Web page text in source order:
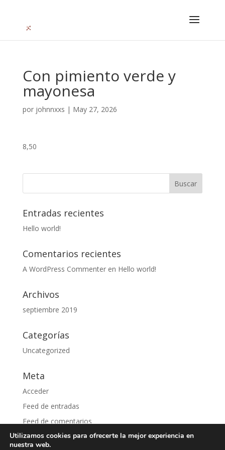
Con pimiento verde y
mayonesa
por johnnxxs | May 27, 2026
8,50
Entradas recientes
Hello world!
Comentarios recientes
A WordPress Commenteren Hello world!
Archivos
septiembre 2019
Categorías
Uncategorized
Meta
Acceder
Feed de entradas
Feed de comentarios
WordPress.org
Utilizamos cookies para ofrecerte la mejor experiencia en
nuestra web.